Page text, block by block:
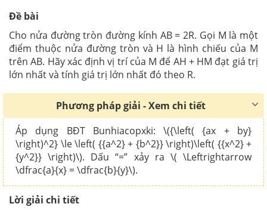
Đề bài
Cho nửa đường tròn đường kính AB = 2R. Gọi M là một
điểm thuộc nửa đường tròn và H là hình chiếu của M
trên AB. Hãy xác định vị trí của M để AH + HM đạt giá trị
lớn nhất và tính giá trị lớn nhất đó theo R.
Phương pháp giải - Xem chi tiết
Áp dụng BĐT Bunhiacopxki: \({\left( {ax + by}
\right)^2} \le \left( {{a^2} + {b^2}} \right)\left( {{x^2} +
{y^2}} \right)\). Dấu “=” xảy ra \( \Leftrightarrow
\dfrac{a}{x} = \dfrac{b}{y}\).
Lời giải chi tiết